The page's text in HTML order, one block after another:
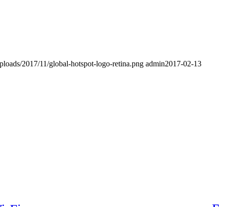
2017/11/global-hotspot-logo-retina.png admin2017-02-13